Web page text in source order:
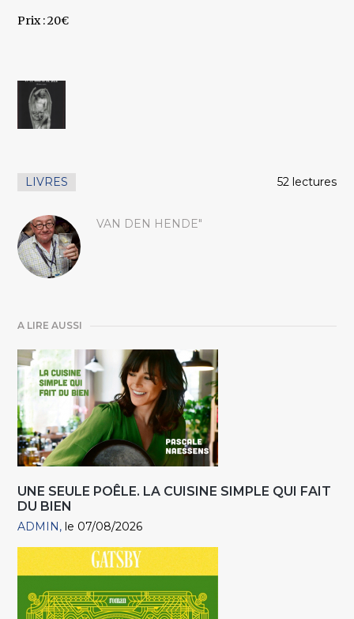
Prix : 20€
LIVRES 52 lectures
VAN DEN HENDE"
A LIRE AUSSI
UNE SEULE POÊLE. LA CUISINE SIMPLE QUI FAIT
DU BIEN
ADMIN le 07/08/2026